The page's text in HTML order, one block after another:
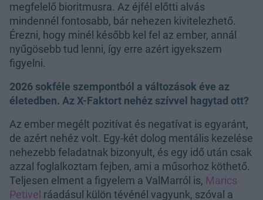
megfelelő bioritmusra. Az éjfél előtti alvás
mindennél fontosabb, bár nehezen kivitelezhető.
Érezni, hogy minél később kel fel az ember, annál
nyűgösebb tud lenni, így erre azért igyekszem
figyelni.
2026 sokféle szempontból a változások éve az
életedben. Az X-Faktort nehéz szívvel hagytad ott?
Az ember megélt pozitívat és negatívat is egyaránt,
de azért nehéz volt. Egy-két dolog mentális kezelése
nehezebb feladatnak bizonyult, és egy idő után csak
azzal foglalkoztam fejben, ami a műsorhoz köthető.
Teljesen elment a figyelem a ValMarról is, Marics
Petivel ráadásul külön tévénél vagyunk, szóval a